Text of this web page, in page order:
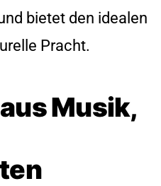
bietet den idealen
Pracht.
Musik,